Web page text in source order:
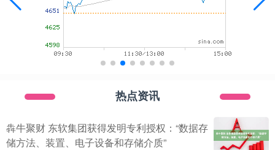
热点资讯
犇牛聚财 东软集团获得发明专利授权：“数据存
储方法、装置、电子设备和存储介质”